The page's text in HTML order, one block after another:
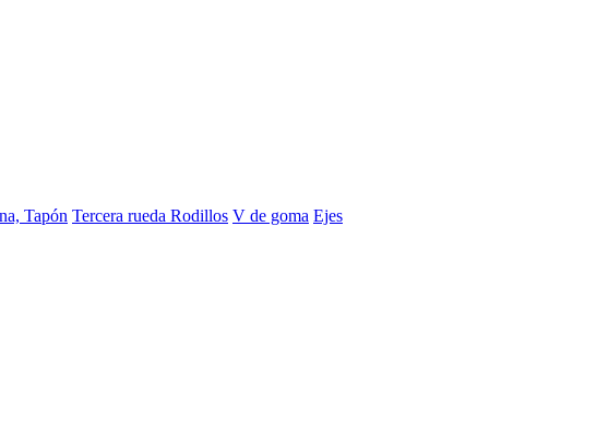
Tapón Tercera rueda Rodillos V de goma Ejes